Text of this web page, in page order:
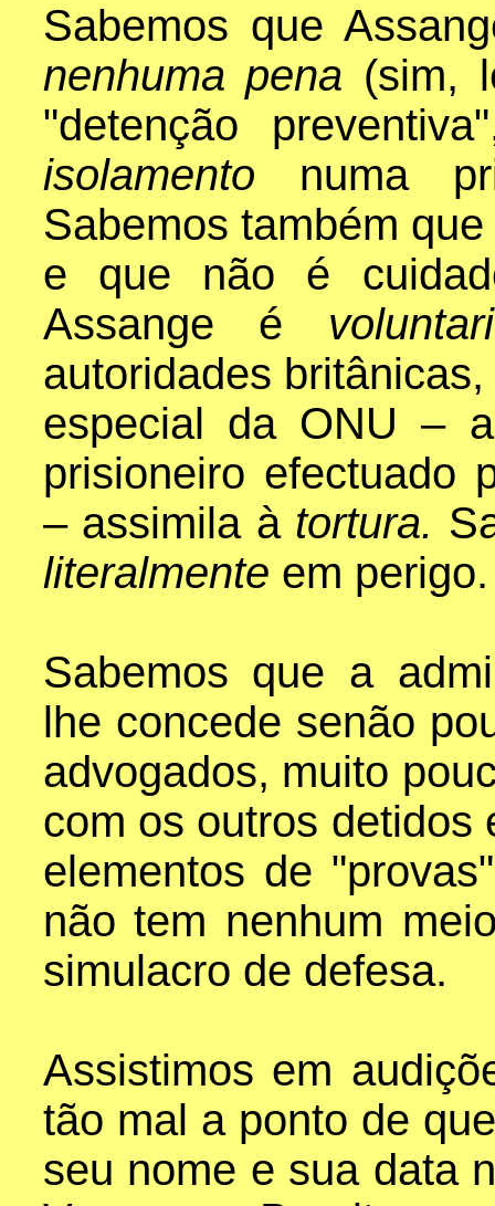
Sabemos que
nenhuma pena (sim,
"detenção
isolamento numa
Sabemos também
e que não é
Assange é
autoridades
especial da ONU –
prisioneiro efectuado
– assimila à tortura.
literalmente em perigo.
Sabemos que a
lhe concede senão
advogados, muito
com os outros detidos
elementos de
não tem nenhum
simulacro de defesa.
Assistimos em
tão mal a ponto de
seu nome e sua data